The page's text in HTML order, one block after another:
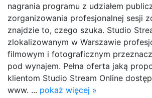
nagrania programu z udziałem
zorganizowania profesjonalnej sesji
znajdzie to, czego szuka. Studio
zlokalizowanym w Warszawie
filmowym i fotograficznym
pod wynajem. Pełna oferta jaką
klientom Studio Stream Online
www. ... pokaż więcej »